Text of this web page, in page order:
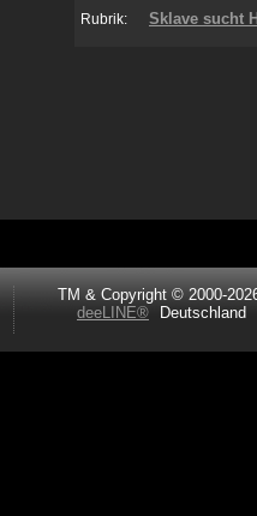
Rubrik: Sklave sucht
TM & Copyright © 2000-
deeLINE®
Deutschland